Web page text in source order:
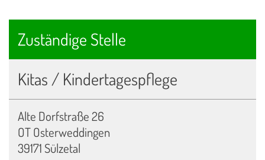
Zuständige Stelle
Kitas / Kindertagespflege
Alte Dorfstraße 26
OT Osterweddingen
39171 Sülzetal